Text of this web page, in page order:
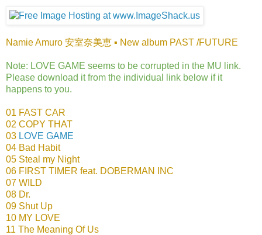
Namie Amuro 安室奈美恵 ▪ New album PAST /FUTURE
Note: LOVE GAME seems to be corrupted in the MU link.
Please download it from the individual link below if it
happens to you.
01 FAST CAR
02 COPY THAT
03 LOVE GAME
04 Bad Habit
05 Steal my Night
06 FIRST TIMER feat. DOBERMAN INC
07 WILD
08 Dr.
09 Shut Up
10 MY LOVE
11 The Meaning Of Us